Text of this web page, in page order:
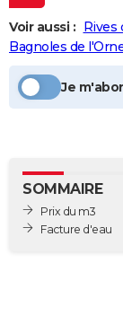
Essais
Réserver un essai
Citadines
Berlines
SUV
Forum auto
+
HIGH-TECH
Mobiles
Meilleur smartphone
Internet
Ordinateurs
Jeux vidéo
Guide high-tech
+
BRICOLAGE
Forum
Aménagement
Extérieur
Cuisine
Salle de bains
Jardinage
Rangement
WEEK-END
Alimentation
Guide de la santé
Maladies
Médicaments
Sommeil
VOYAGE
Destinations
City break
Voyage nature
Voyage de noces
Forum
Climat
PHOTO
Voir aussi : Rives
Bagnoles de
Je
SOMMAIRE
Prix du m3
Facture d'eau